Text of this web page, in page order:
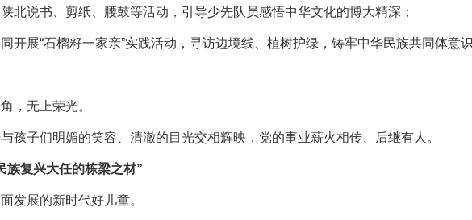
北说书、剪纸、腰鼓等活动，引导少先队员感悟中华文化的博大精深；
开展“石榴籽一家亲”实践活动，寻访边境线、植树护绿，铸牢中华民族共同体意识
，无上荣光。
孩子们明媚的笑容、清澈的目光交相辉映，党的事业薪火相传、后继有人。
族复兴大任的栋梁之材”
发展的新时代好儿童。